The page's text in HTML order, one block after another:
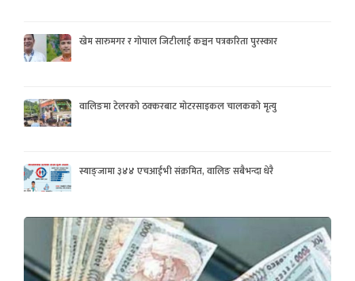
खेम सारुमगर र गोपाल जिटीलाई कञ्चन पत्रकरिता पुरस्कार
वालिङमा टेलरको ठक्करबाट मोटरसाइकल चालकको मृत्यु
स्याङ्जामा ३४४ एचआईभी संक्रमित, वालिङ सबैभन्दा धेरै